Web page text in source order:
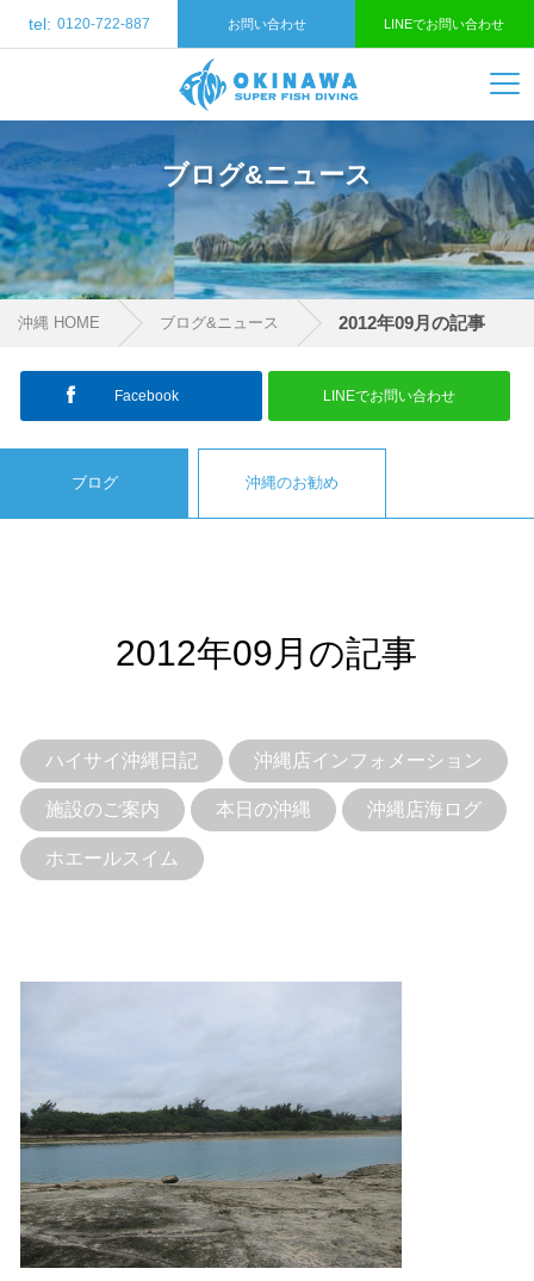
tel: 0120-722-887 お問い合わせ LINEでお問い合わせ
ブログ&ニュース
沖縄 HOME ブログ&ニュース 2012年09月の記事
ブログ 沖縄のお勧め
2012年09月の記事
ハイサイ沖縄日記 沖縄店インフォメーション
施設のご案内 本日の沖縄 沖縄店海ログ
ホエールスイム
Facebook LINEでお問い合わせ